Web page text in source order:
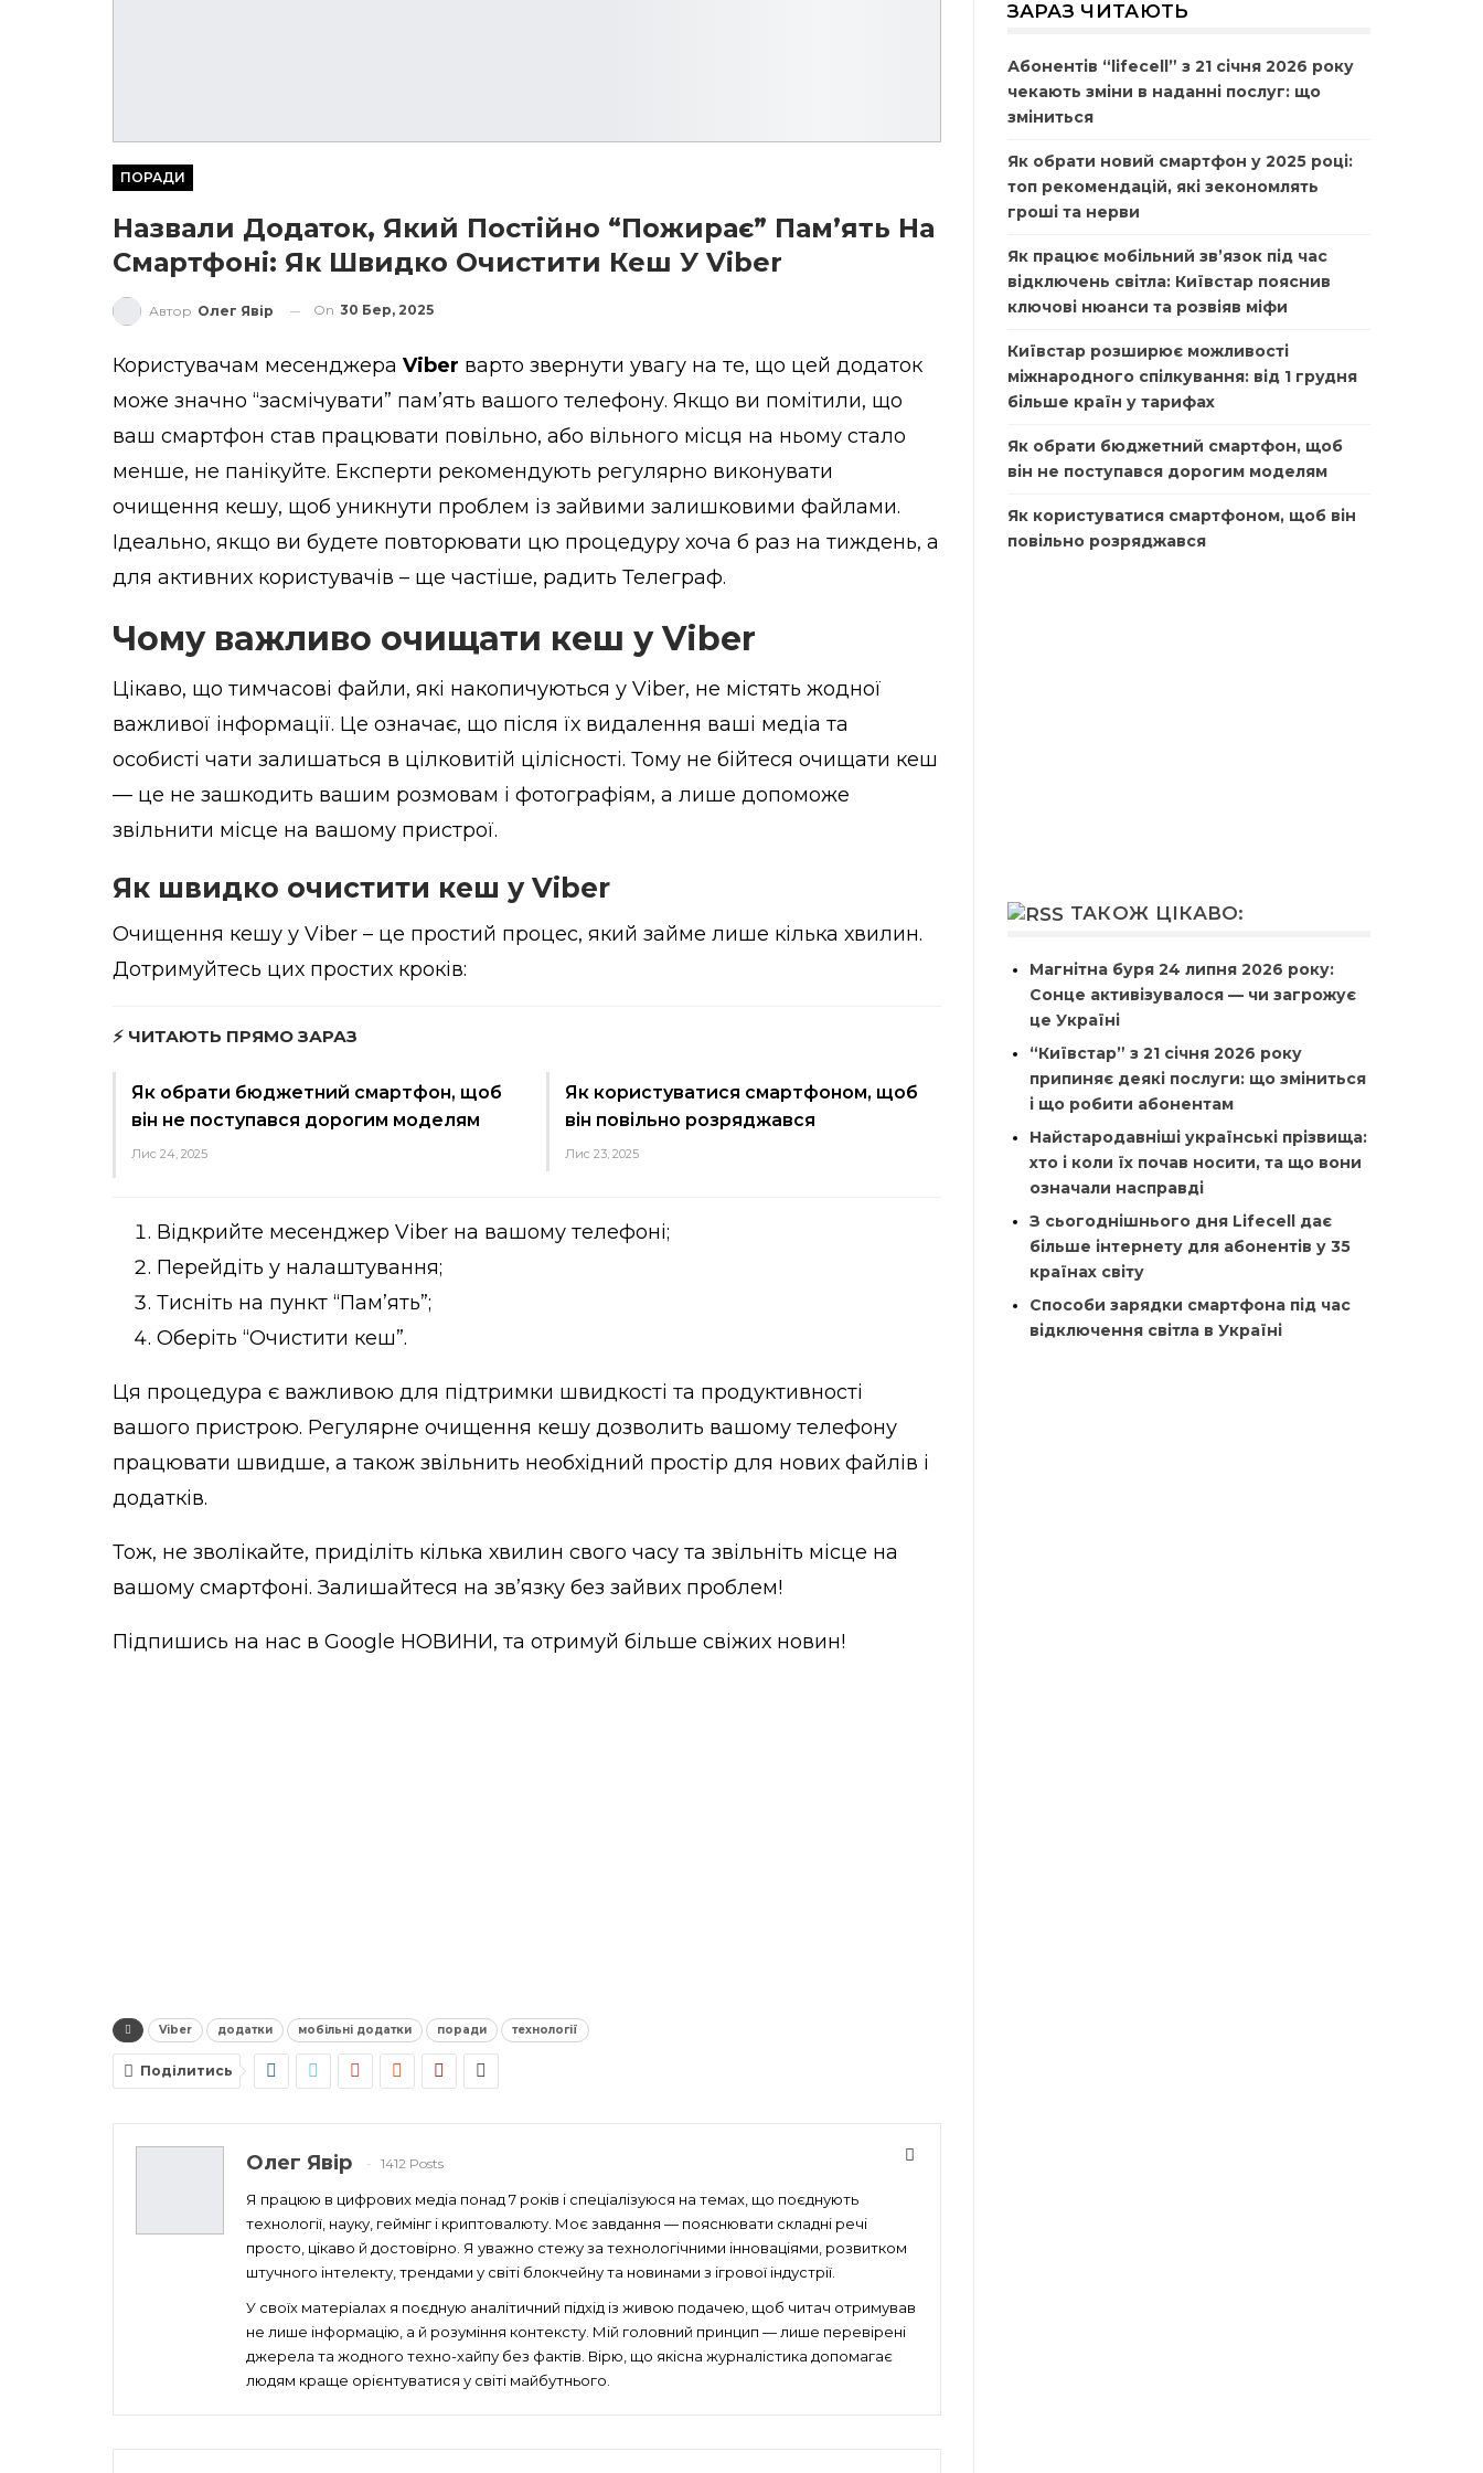
ПОРАДИ
Назвали Додаток, Який Постійно “пожирає” Пам’ять На
Смартфоні: Як Швидко Очистити Кеш У Viber
Автор Олег Явір On 30 Бер, 2025
Користувачам месенджера Viber варто звернути увагу на те, що цей додаток
може значно “засмічувати” пам’ять вашого телефону. Якщо ви помітили, що
ваш смартфон став працювати повільно, або вільного місця на ньому стало
менше, не панікуйте. Експерти рекомендують регулярно виконувати
очищення кешу, щоб уникнути проблем із зайвими залишковими файлами.
Ідеально, якщо ви будете повторювати цю процедуру хоча б раз на тиждень, а
для активних користувачів – ще частіше, радить Телеграф.
Чому важливо очищати кеш у Viber
Цікаво, що тимчасові файли, які накопичуються у Viber, не містять жодної
важливої інформації. Це означає, що після їх видалення ваші медіа та
особисті чати залишаться в цілковитій цілісності. Тому не бійтеся очищати кеш
— це не зашкодить вашим розмовам і фотографіям, а лише допоможе
звільнити місце на вашому пристрої.
Як швидко очистити кеш у Viber
Очищення кешу у Viber – це простий процес, який займе лише кілька хвилин.
Дотримуйтесь цих простих кроків:
⚡ ЧИТАЮТЬ ПРЯМО ЗАРАЗ
Як обрати бюджетний смартфон, щоб
він не поступався дорогим моделям
Лис 24, 2025
Як користуватися смартфоном, щоб
він повільно розряджався
Лис 23, 2025
Відкрийте месенджер Viber на вашому телефоні;
Перейдіть у налаштування;
Тисніть на пункт “Пам’ять”;
Оберіть “Очистити кеш”.
Ця процедура є важливою для підтримки швидкості та продуктивності
вашого пристрою. Регулярне очищення кешу дозволить вашому телефону
працювати швидше, а також звільнить необхідний простір для нових файлів і
додатків.
Тож, не зволікайте, приділіть кілька хвилин свого часу та звільніть місце на
вашому смартфоні. Залишайтеся на зв’язку без зайвих проблем!
Підпишись на нас в Google НОВИНИ, та отримуй більше свіжих новин!
Viber додатки мобільні додатки поради технології
Поділитись
Олег Явір 1412 Posts
Я працюю в цифрових медіа понад 7 років і спеціалізуюся на темах, що поєднують
технології, науку, геймінг і криптовалюту. Моє завдання — пояснювати складні речі
просто, цікаво й достовірно. Я уважно стежу за технологічними інноваціями, розвитком
штучного інтелекту, трендами у світі блокчейну та новинами з ігрової індустрії.
У своїх матеріалах я поєдную аналітичний підхід із живою подачею, щоб читач отримував
не лише інформацію, а й розуміння контексту. Мій головний принцип — лише перевірені
джерела та жодного техно-хайпу без фактів. Вірю, що якісна журналістика допомагає
людям краще орієнтуватися у світі майбутнього.
ЗАРАЗ ЧИТАЮТЬ
Абонентів “lifecell” з 21 січня 2026 року
чекають зміни в наданні послуг: що
зміниться
Як обрати новий смартфон у 2025 році:
топ рекомендацій, які зекономлять
гроші та нерви
Як працює мобільний зв’язок під час
відключень світла: Київстар пояснив
ключові нюанси та розвіяв міфи
Київстар розширює можливості
міжнародного спілкування: від 1 грудня
більше країн у тарифах
Як обрати бюджетний смартфон, щоб
він не поступався дорогим моделям
Як користуватися смартфоном, щоб він
повільно розряджався
ТАКОЖ ЦІКАВО:
Магнітна буря 24 липня 2026 року:
Сонце активізувалося — чи загрожує
це Україні
“Київстар” з 21 січня 2026 року
припиняє деякі послуги: що зміниться
і що робити абонентам
Найстародавніші українські прізвища:
хто і коли їх почав носити, та що вони
означали насправді
З сьогоднішнього дня Lifecell дає
більше інтернету для абонентів у 35
країнах світу
Способи зарядки смартфона під час
відключення світла в Україні